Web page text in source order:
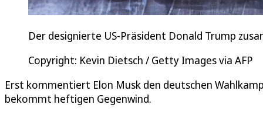
Der designierte US-Präsident Donald Trump
Copyright: Kevin Dietsch / Getty Images via AFP
Erst kommentiert Elon Musk den deutschen
bekommt heftigen Gegenwind.